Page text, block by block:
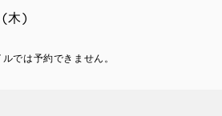
(木)
では予約できません。